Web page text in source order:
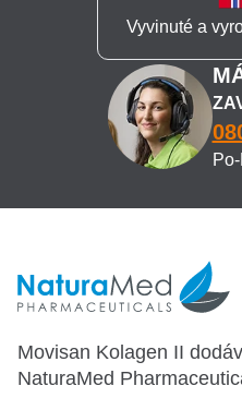
Vyvinuté a
Movisan Kolagen II
NaturaMed